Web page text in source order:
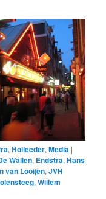
,Holleeder,Media |
Wallen, Endstra,Hans
van Looijen,JVH
,Willem